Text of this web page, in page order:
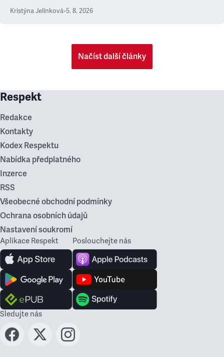
Kristýna Jelínková•5. 8. 2026
Načíst další články
Respekt
Redakce
Kontakty
Kodex Respektu
Nabídka předplatného
Inzerce
RSS
Všeobecné obchodní podmínky
Ochrana osobních údajů
Nastavení soukromí
Aplikace Respekt Poslouchejte nás
Sledujte nás